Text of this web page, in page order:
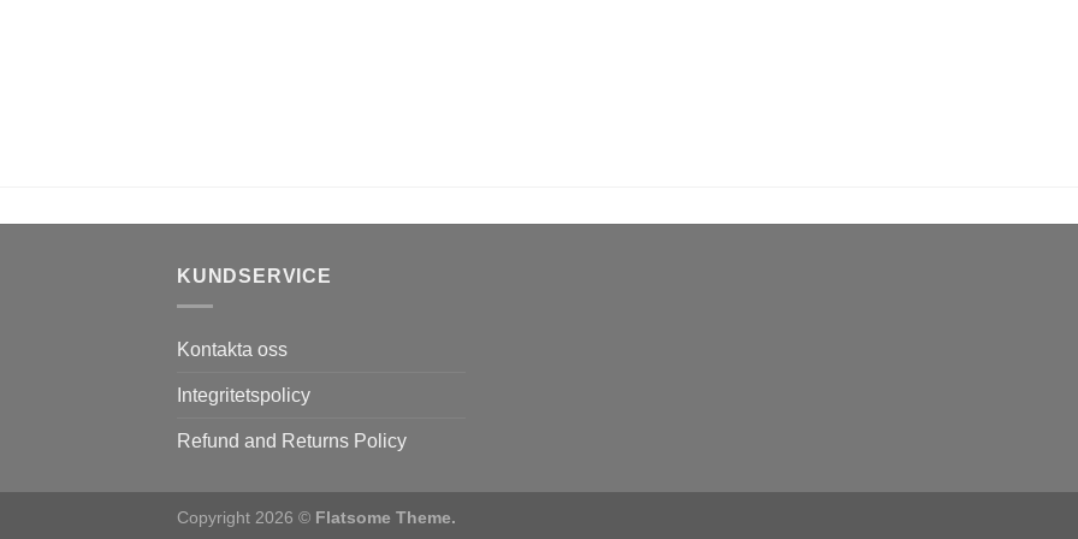
KUNDSERVICE
Kontakta oss
Integritetspolicy
Refund and Returns Policy
Copyright 2026 © Flatsome Theme.